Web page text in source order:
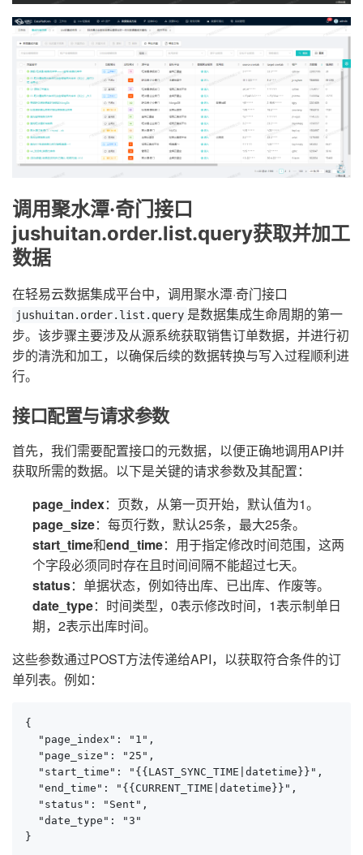
调用聚水潭·奇门接口
jushuitan.order.list.query获取并加工
数据
在轻易云数据集成平台中，调用聚水潭·奇门接口
jushuitan.order.list.query 是数据集成生命周期的第一
步。该步骤主要涉及从源系统获取销售订单数据，并进行初
步的清洗和加工，以确保后续的数据转换与写入过程顺利进
行。
接口配置与请求参数
首先，我们需要配置接口的元数据，以便正确地调用API并
获取所需的数据。以下是关键的请求参数及其配置：
page_index：页数，从第一页开始，默认值为1。
page_size：每页行数，默认25条，最大25条。
start_time和end_time：用于指定修改时间范围，这两
个字段必须同时存在且时间间隔不能超过七天。
status：单据状态，例如待出库、已出库、作废等。
date_type：时间类型，0表示修改时间，1表示制单日
期，2表示出库时间。
这些参数通过POST方法传递给API，以获取符合条件的订
单列表。例如：
{
  "page_index": "1",
  "page_size": "25",
  "start_time": "{{LAST_SYNC_TIME|datetime}}",
  "end_time": "{{CURRENT_TIME|datetime}}",
  "status": "Sent",
  "date_type": "3"
}